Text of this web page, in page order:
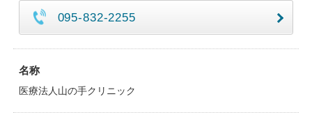
095-832-2255
名称
医療法人山の手クリニック